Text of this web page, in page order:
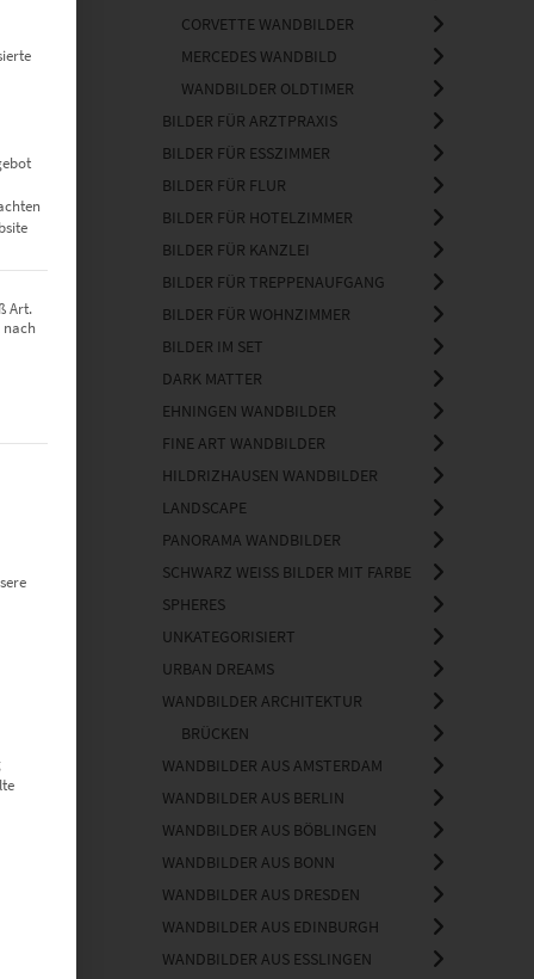
CORVETTE WANDBILDER
MERCEDES WANDBILD
WANDBILDER OLDTIMER
BILDER FÜR ARZTPRAXIS
BILDER FÜR ESSZIMMER
BILDER FÜR FLUR
BILDER FÜR HOTELZIMMER
BILDER FÜR KANZLEI
BILDER FÜR TREPPENAUFGANG
BILDER FÜR WOHNZIMMER
BILDER IM SET
DARK MATTER
EHNINGEN WANDBILDER
FINE ART WANDBILDER
HILDRIZHAUSEN WANDBILDER
LANDSCAPE
PANORAMA WANDBILDER
SCHWARZ WEISS BILDER MIT FARBE
SPHERES
UNKATEGORISIERT
URBAN DREAMS
WANDBILDER ARCHITEKTUR
BRÜCKEN
WANDBILDER AUS AMSTERDAM
WANDBILDER AUS BERLIN
WANDBILDER AUS BÖBLINGEN
WANDBILDER AUS BONN
WANDBILDER AUS DRESDEN
WANDBILDER AUS EDINBURGH
WANDBILDER AUS ESSLINGEN
Art.
nach
kann. Die erste Service-Gruppe ist essenziell und kann nicht